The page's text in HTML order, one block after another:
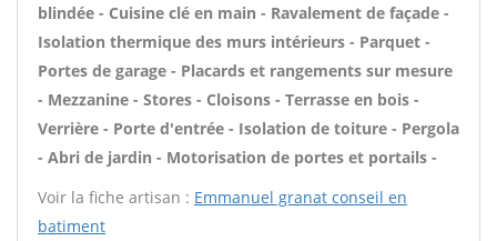
blindée - Cuisine clé en main - Ravalement de façade -
Isolation thermique des murs intérieurs - Parquet -
Portes de garage - Placards et rangements sur mesure
- Mezzanine - Stores - Cloisons - Terrasse en bois -
Verrière - Porte d'entrée - Isolation de toiture - Pergola
- Abri de jardin - Motorisation de portes et portails -
Voir la fiche artisan : Emmanuel granat conseil en
batiment